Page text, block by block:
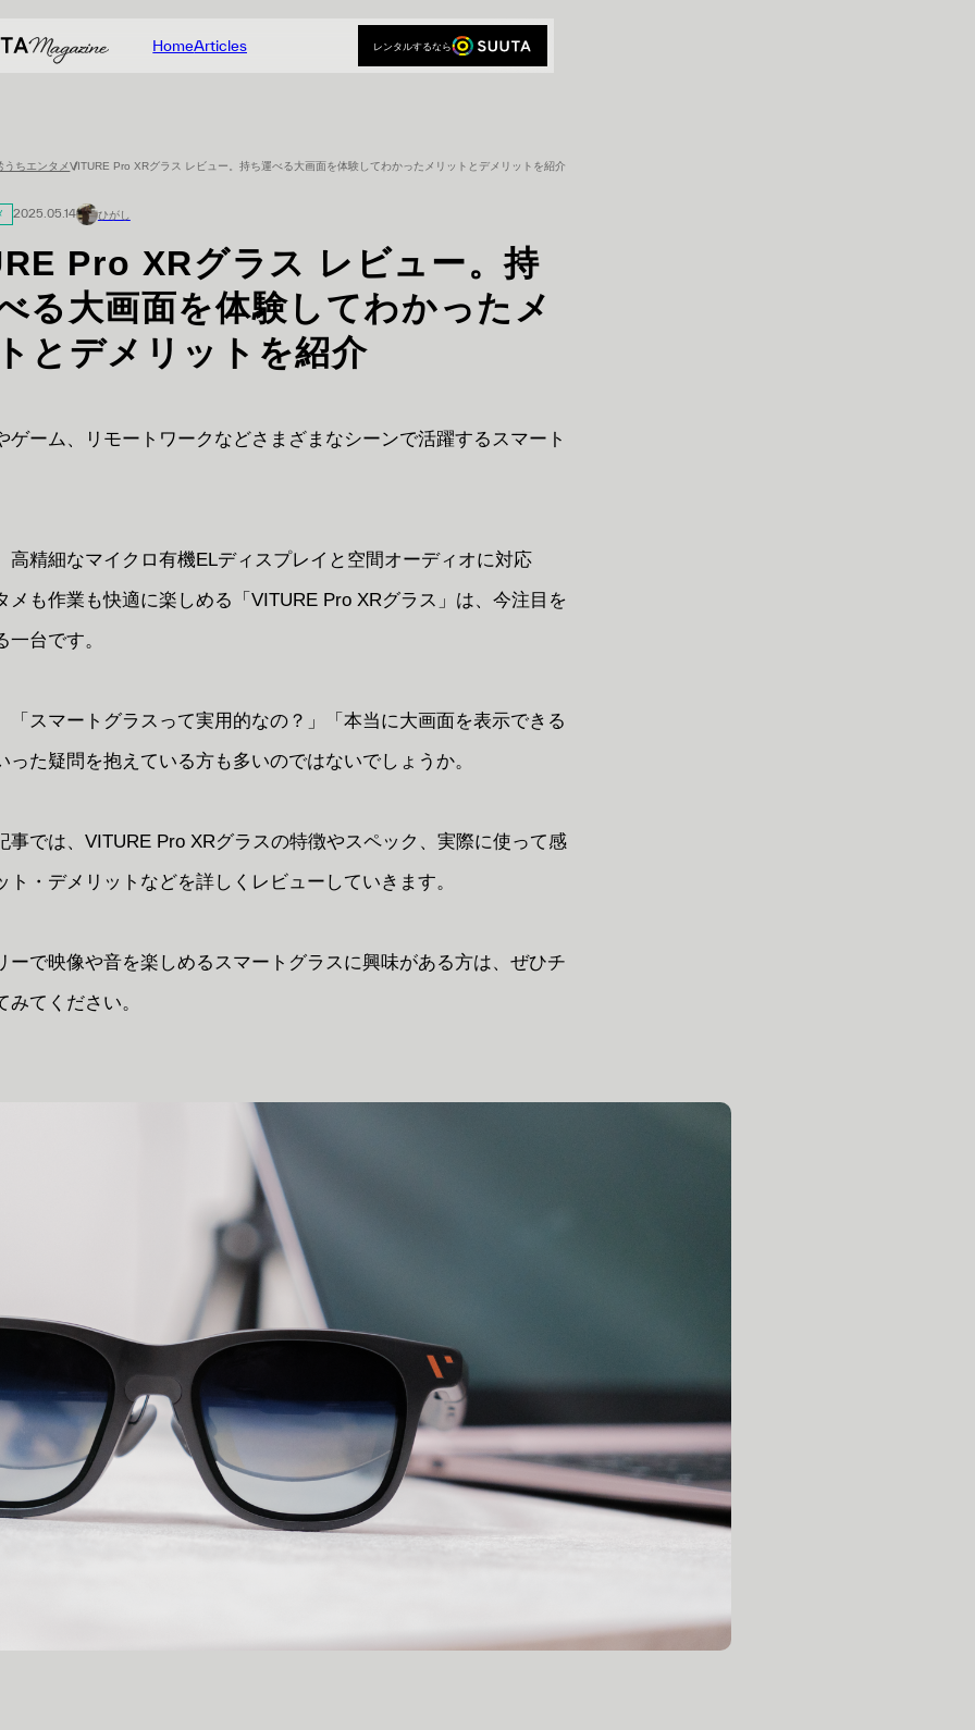
HomeArticles
レンタルするなら
うちエンタメVITURE Pro XRグラス レビュー。持ち運べる大画面を体験してわかったメリットとデメリットを紹介
2025.05.14 ひがし
Pro XRグラス レビュー。持
る大画面を体験してわかったメ
とデメリットを紹介
ゲーム、リモートワークなどさまざまなシーンで活躍するスマート
高精細なマイクロ有機ELディスプレイと空間オーディオに対応
メも作業も快適に楽しめる「VITURE Pro XRグラス」は、今注目を
一台です。
「スマートグラスって実用的なの？」「本当に大画面を表示できる
った疑問を抱えている方も多いのではないでしょうか。
事では、VITURE Pro XRグラスの特徴やスペック、実際に使って感
ト・デメリットなどを詳しくレビューしていきます。
ーで映像や音を楽しめるスマートグラスに興味がある方は、ぜひチ
みてください。